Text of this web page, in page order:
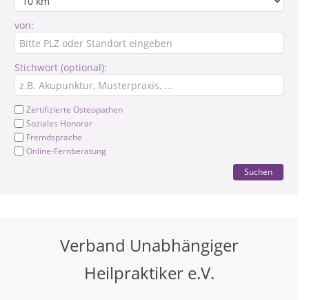
von:
Stichwort (optional):
Zertifizierte Osteopathen
Soziales Honorar
Fremdsprache
Online-Fernberatung
Suchen
Verband Unabhängiger
Heilpraktiker e.V.